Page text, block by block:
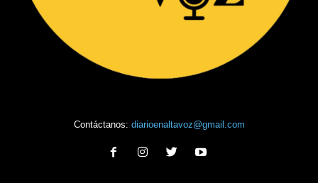
Contáctanos: diarioenaltavoz@gmail.com